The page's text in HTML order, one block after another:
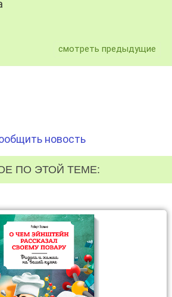
смотреть предыдущие
новость
ПО ЭТОЙ ТЕМЕ: